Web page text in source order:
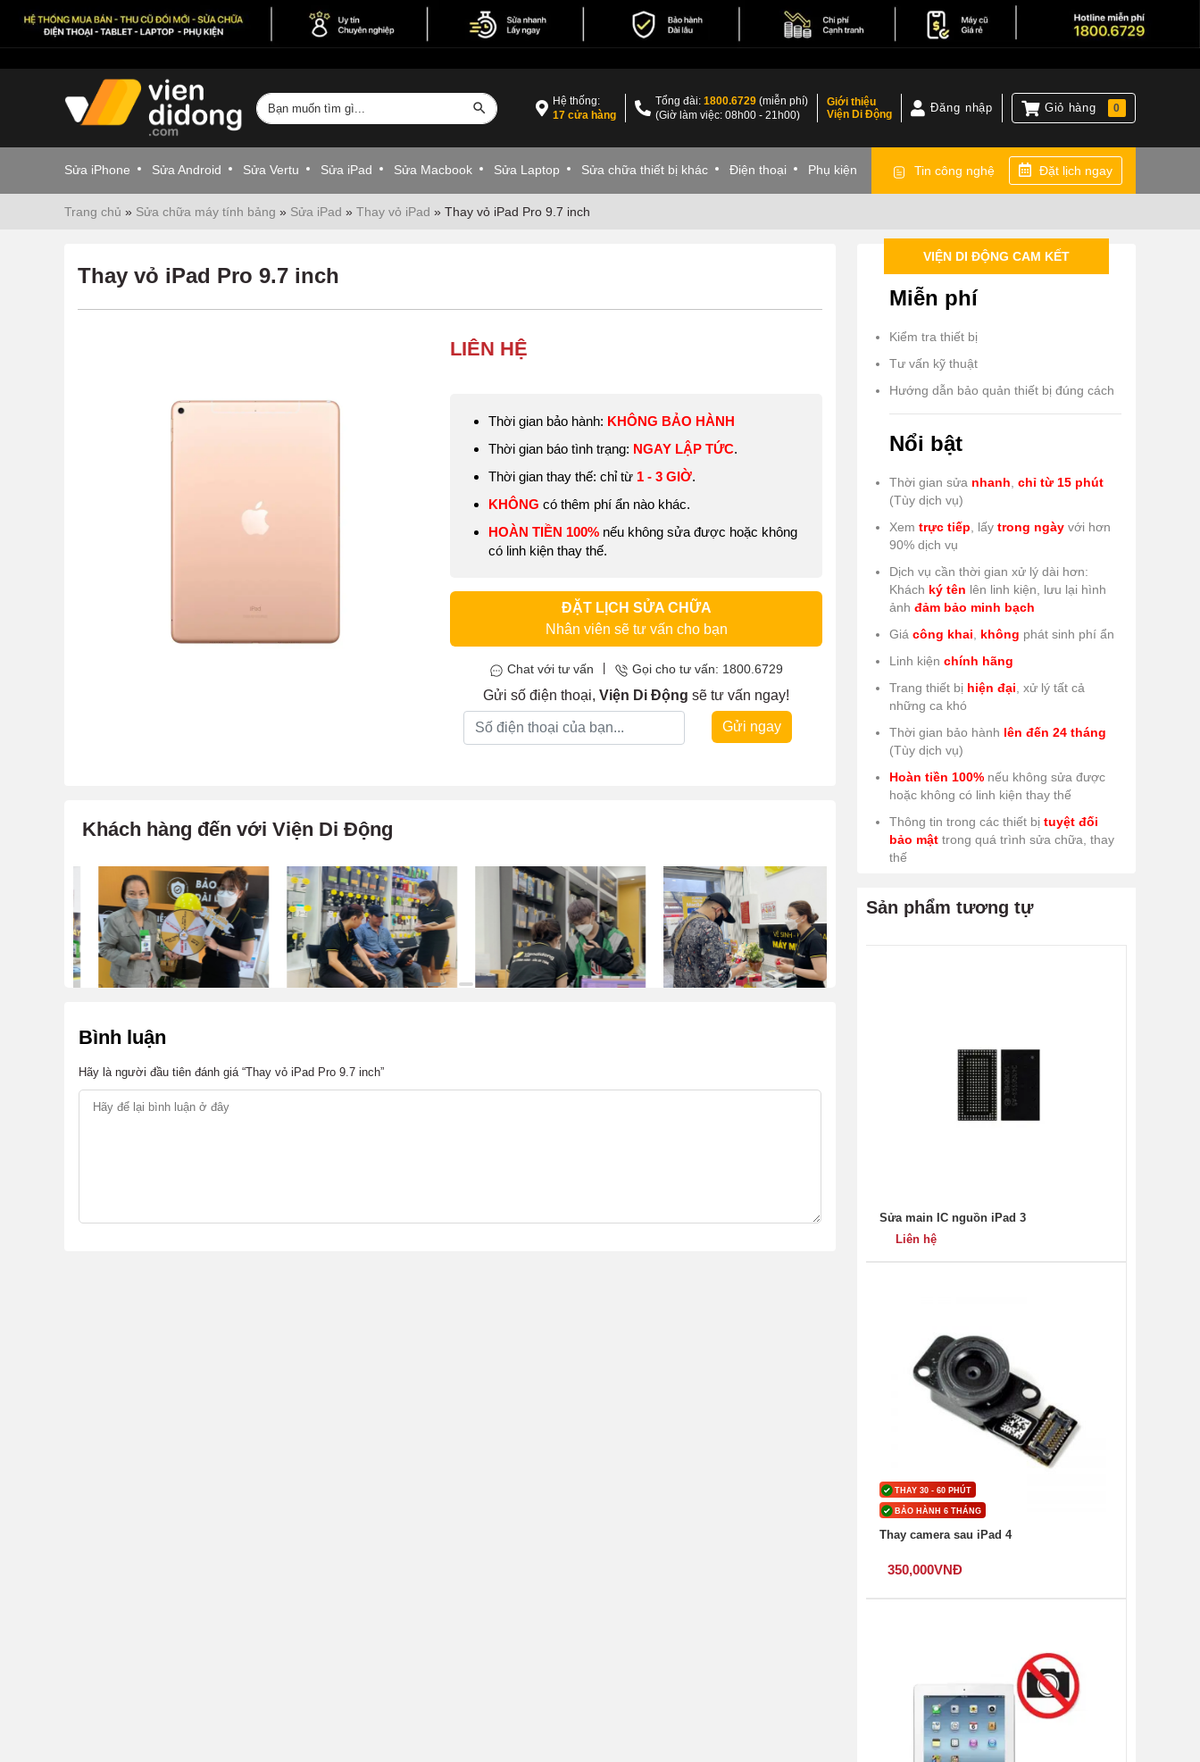
Hệ thống:
17 cửa hàng
Tổng đài:1800.6729 (miễn phí)
(Giờ làm việc: 08h00 - 21h00)
Giới thiệu
Viện Di Động
Đăng nhập Giỏ hàng 0
Sửa iPhone Sửa Android Sửa Vertu Sửa iPad Sửa Macbook Sửa Laptop Sửa chữa thiết bị khác Điện thoại Phụ kiện Tin công nghệ Đặt lịch ngay
Trang chủ » Sửa chữa máy tính bảng » Sửa iPad » Thay vỏ iPad » Thay vỏ iPad Pro 9.7 inch
Thay vỏ iPad Pro 9.7 inch
LIÊN HỆ
Thời gian bảo hành: KHÔNG BẢO HÀNH
Thời gian báo tình trạng: NGAY LẬP TỨC.
Thời gian thay thế: chỉ từ 1 - 3 GIỜ.
KHÔNG có thêm phí ẩn nào khác.
HOÀN TIỀN 100% nếu không sửa được hoặc không
có linh kiện thay thế.
ĐẶT LỊCH SỬA CHỮA
Nhân viên sẽ tư vấn cho bạn
Chat với tư vấn Gọi cho tư vấn: 1800.6729
Gửi số điện thoại, Viện Di Động sẽ tư vấn ngay!
Gửi ngay
Khách hàng đến với Viện Di Động
Bình luận
Hãy là người đầu tiên đánh giá “Thay vỏ iPad Pro 9.7 inch”
VIỆN DI ĐỘNG CAM KẾT
Miễn phí
Kiểm tra thiết bị
Tư vấn kỹ thuật
Hướng dẫn bảo quản thiết bị đúng cách
Nổi bật
Thời gian sửa nhanh chỉ từ 15 phút
(Tùy dịch vụ)
Xem trực tiếp , lấy trong ngày với hơn
90% dịch vụ
Dịch vụ cần thời gian xử lý dài hơn:
Khách ký tên lên linh kiện, lưu lại hình
ảnh đảm bảo minh bạch
Giá công khai không phát sinh phí ẩn
Linh kiện chính hãng
Trang thiết bị hiện đại , xử lý tất cả
những ca khó
Thời gian bảo hành lên đến 24 tháng
(Tùy dịch vụ)
Hoàn tiền 100% nếu không sửa được
hoặc không có linh kiện thay thế
Thông tin trong các thiết bị tuyệt đối
bảo mật trong quá trình sửa chữa, thay
thế
Sản phẩm tương tự
Sửa main IC nguồn iPad 3
Liên hệ
THAY 30 - 60 PHÚT
BẢO HÀNH 6 THÁNG
Thay camera sau iPad 4
350,000VNĐ